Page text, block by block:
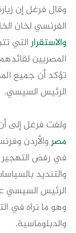
وقال فرغل إن
الفرنسي لخان
والاستقرارالتي
المصريين
تؤكد أن جميع
الرئيس السيسي.
ولفت فرغل إلى
مصروالأردن
في رفض
والتنديد
الرئيس السيسي
وهو ما نراه في
والدبلوماسية.